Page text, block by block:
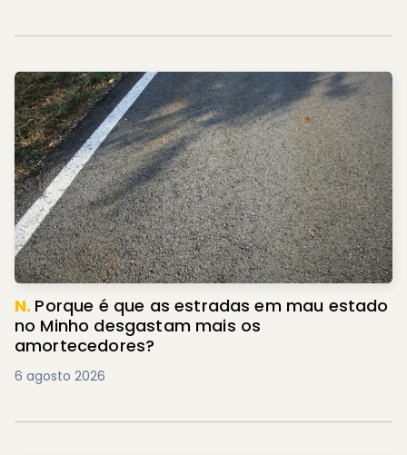
N. Porque é que as estradas em mau estado
no Minho desgastam mais os
amortecedores?
6 agosto 2026